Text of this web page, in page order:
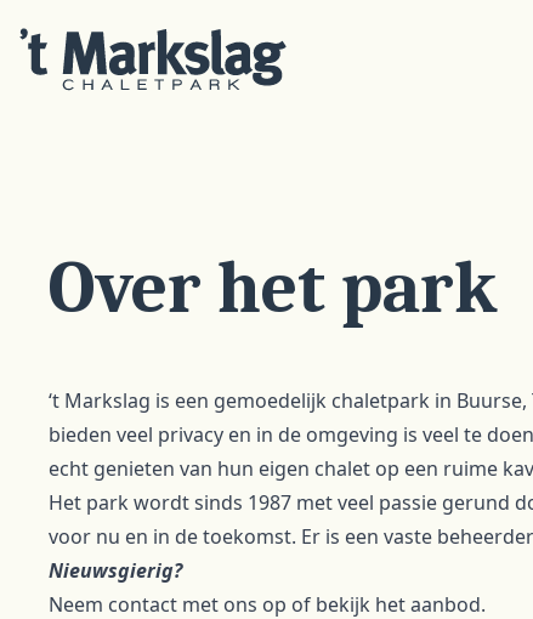
Over het park
‘t Markslag is een gemoedelijk chaletpark in
bieden veel privacy en in de omgeving is veel te
echt genieten van hun eigen chalet op een ruime
Het park wordt sinds 1987 met veel passie gerund
voor nu en in de toekomst. Er is een vaste
Nieuwsgierig?
Neem contact met ons op of bekijk het aanbod.